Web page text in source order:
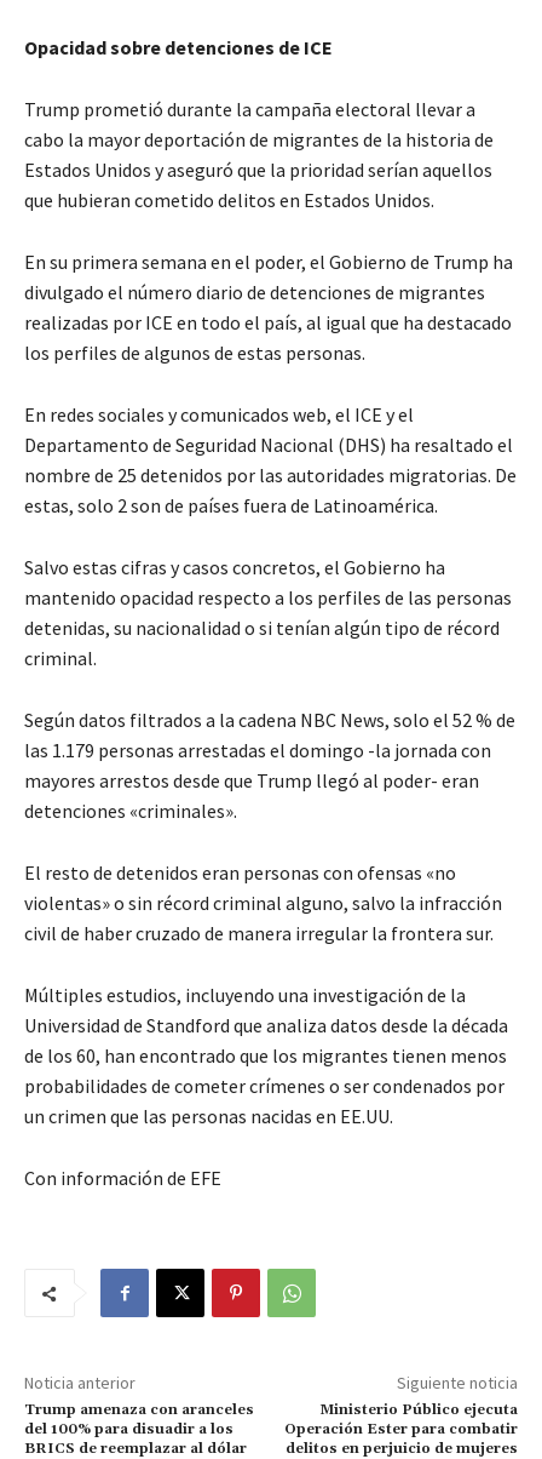
Opacidad sobre detenciones de ICE
Trump prometió durante la campaña electoral llevar a
cabo la mayor deportación de migrantes de la historia de
Estados Unidos y aseguró que la prioridad serían aquellos
que hubieran cometido delitos en Estados Unidos.
En su primera semana en el poder, el Gobierno de Trump ha
divulgado el número diario de detenciones de migrantes
realizadas por ICE en todo el país, al igual que ha destacado
los perfiles de algunos de estas personas.
En redes sociales y comunicados web, el ICE y el
Departamento de Seguridad Nacional (DHS) ha resaltado el
nombre de 25 detenidos por las autoridades migratorias. De
estas, solo 2 son de países fuera de Latinoamérica.
Salvo estas cifras y casos concretos, el Gobierno ha
mantenido opacidad respecto a los perfiles de las personas
detenidas, su nacionalidad o si tenían algún tipo de récord
criminal.
Según datos filtrados a la cadena NBC News, solo el 52 % de
las 1.179 personas arrestadas el domingo -la jornada con
mayores arrestos desde que Trump llegó al poder- eran
detenciones «criminales».
El resto de detenidos eran personas con ofensas «no
violentas» o sin récord criminal alguno, salvo la infracción
civil de haber cruzado de manera irregular la frontera sur.
Múltiples estudios, incluyendo una investigación de la
Universidad de Standford que analiza datos desde la década
de los 60, han encontrado que los migrantes tienen menos
probabilidades de cometer crímenes o ser condenados por
un crimen que las personas nacidas en EE.UU.
Con información de EFE
Noticia anterior
Trump amenaza con aranceles
del 100% para disuadir a los
BRICS de reemplazar al dólar
Siguiente noticia
Ministerio Público ejecuta
Operación Ester para combatir
delitos en perjuicio de mujeres